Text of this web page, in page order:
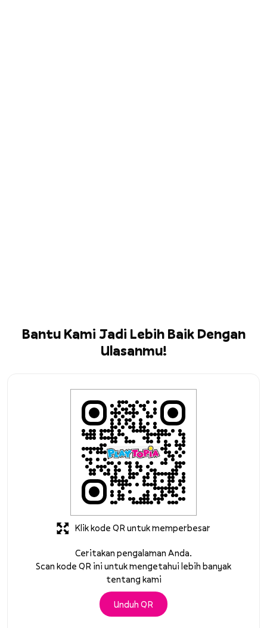
Bantu Kami Jadi Lebih Baik Dengan
Ulasanmu!
Ceritakan pengalaman Anda.
Scan kode QR ini untuk mengetahui lebih banyak
tentang kami
Unduh QR
Klik kode QR untuk memperbesar